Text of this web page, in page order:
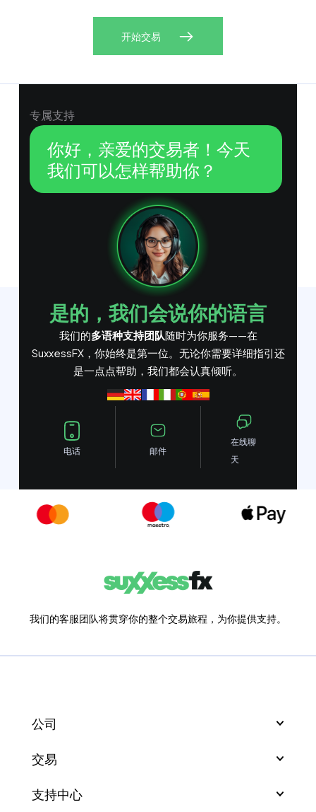
开始交易
是的，我们会说你的语言
我们的多语种支持团队随时为你服务——在
SuxxessFX，你始终是第一位。无论你需要详细指引还
是一点点帮助，我们都会认真倾听。
电话 邮件
在线聊
天
专属支持
你好，亲爱的交易者！今天
我们可以怎样帮助你？
我们的客服团队将贯穿你的整个交易旅程，为你提供支持。
公司
交易
支持中心